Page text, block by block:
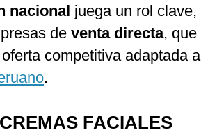
nacional juega un rol clave,
de venta directa, que
competitiva adaptada a
.
FACIALES